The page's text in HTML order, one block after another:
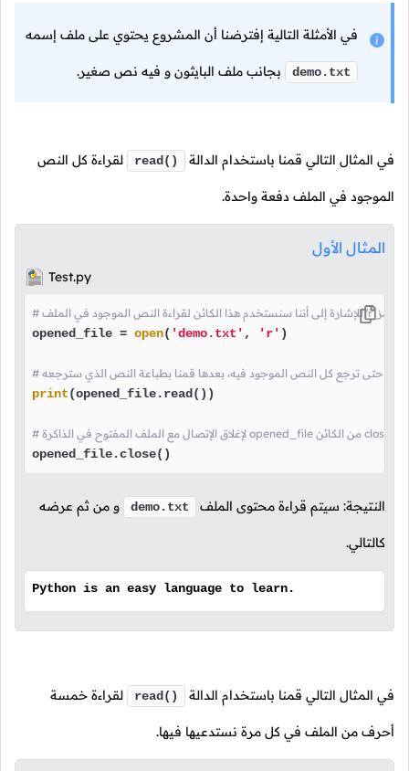
في الأمثلة التالية إفترضنا أن المشروع يحتوي على ملف إسمه
demo.txt بجانب ملف البايثون و فيه نص صغير.
في المثال التالي قمنا باستخدام الدالة read() لقراءة كل النص
الموجود في الملف دفعة واحدة.
المثال الأول
Test.py
opened_file = open( 'demo.txt' , 'r' )
print(opened_file.read())
opened_file.close()
النتيجة: سيتم قراءة محتوى الملف demo.txt و من ثم عرضه
كالتالي.
Python is an easy language to learn.
في المثال التالي قمنا باستخدام الدالة read() لقراءة خمسة
أحرف من الملف في كل مرة نستدعيها فيها.